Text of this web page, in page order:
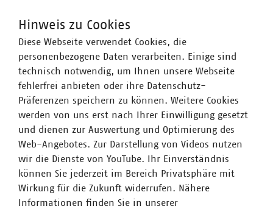
VKU-Bereiche
Hinweis zu Cookies
Diese Webseite verwendet Cookies, die
personenbezogene Daten verarbeiten. Einige sind
technisch notwendig, um Ihnen unsere Webseite
fehlerfrei anbieten oder ihre Datenschutz-
Präferenzen speichern zu können. Weitere Cookies
werden von uns erst nach Ihrer Einwilligung gesetzt
und dienen zur Auswertung und Optimierung des
Web-Angebotes. Zur Darstellung von Videos nutzen
wir die Dienste von YouTube. Ihr Einverständnis
können Sie jederzeit im Bereich Privatsphäre mit
Wirkung für die Zukunft widerrufen. Nähere
Informationen finden Sie in unserer